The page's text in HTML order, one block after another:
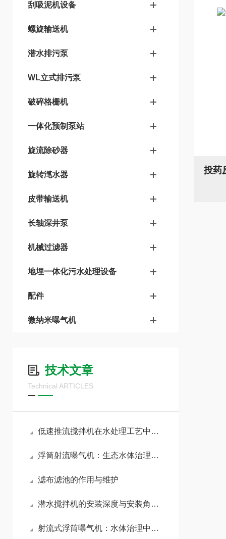
刮吸泥机设备
螺旋输送机
潜水排污泵
WL立式排污泵
破碎格栅机
一体化预制泵站
旋流除砂器
旋转滗水器
皮带输送机
长轴深井泵
机械过滤器
地埋一体化污水处理设备
配件
微纳米曝气机
技术文章
Technical ARTICLES
低速推流搅拌机在水处理工艺中的应用与运行优势
浮筒射流曝气机：生态水体治理的实用设备
滤布滤池的作用与维护
潜水搅拌机的安装深度与安装角度对搅拌效果的影响
射流式浮筒曝气机：水体治理中的实用曝气设备
投药